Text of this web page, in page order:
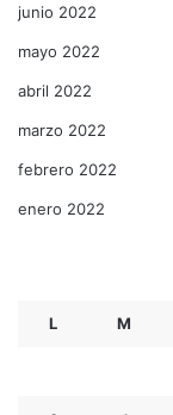
junio 2022
mayo 2022
abril 2022
marzo 2022
febrero 2022
enero 2022
L M